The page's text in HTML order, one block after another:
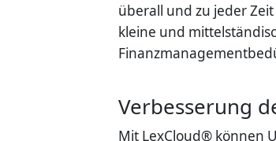
überall und zu jeder
kleine und
Verbesserung
Mit LexCloud® können